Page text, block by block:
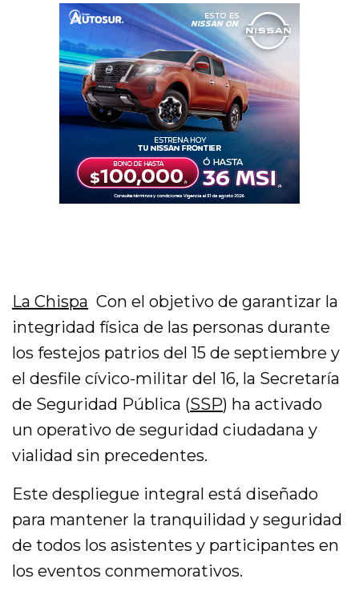
La Chispa Con el objetivo de garantizar la
integridad física de las personas durante
los festejos patrios del 15 de septiembre y
el desfile cívico-militar del 16, la Secretaría
de Seguridad Pública (SSP) ha activado
un operativo de seguridad ciudadana y
vialidad sin precedentes.
Este despliegue integral está diseñado
para mantener la tranquilidad y seguridad
de todos los asistentes y participantes en
los eventos conmemorativos.